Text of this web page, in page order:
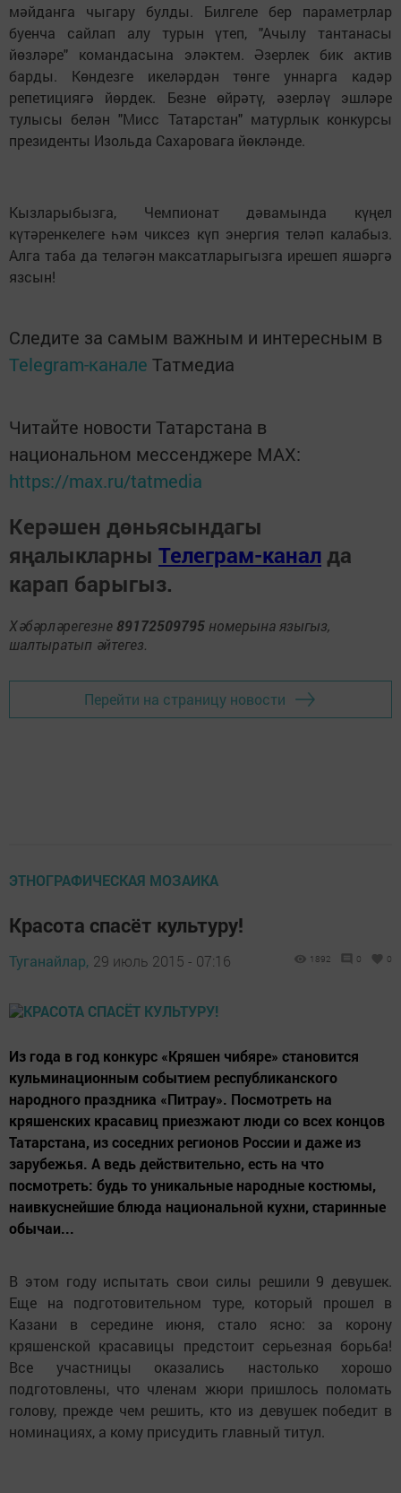
мәйданга чыгару булды. Билгеле бер параметрлар
буенча сайлап алу турын үтеп, "Ачылу тантанасы
йөзләре" командасына эләктем. Әзерлек бик актив
барды. Көндезге икеләрдән төнге уннарга кадәр
репетициягә йөрдек. Безне өйрәтү, әзерләү эшләре
тулысы белән "Мисс Татарстан" матурлык конкурсы
президенты Изольда Сахаровага йөкләнде.
Кызларыбызга, Чемпионат дәвамында күңел
күтәренкелеге һәм чиксез күп энергия теләп калабыз.
Алга таба да теләгән максатларыгызга ирешеп яшәргә
язсын!
Следите за самым важным и интересным в
Telegram-канале Татмедиа
Читайте новости Татарстана в
национальном мессенджере MАХ:
https://max.ru/tatmedia
Керәшен дөньясындагы
яңалыкларны Телеграм-канал да
карап барыгыз.
Хәбәрләрегезне 89172509795 номерына языгыз,
шалтыратып әйтегез.
Перейти на страницу новости
ЭТНОГРАФИЧЕСКАЯ МОЗАИКА
Красота спасёт культуру!
Туганайлар, 29 июль 2015 - 07:16 1892 0 0
Из года в год конкурс «Кряшен чибяре» становится
кульминационным событием республиканского
народного праздника «Питрау». Посмотреть на
кряшенских красавиц приезжают люди со всех концов
Татарстана, из соседних регионов России и даже из
зарубежья. А ведь действительно, есть на что
посмотреть: будь то уникальные народные костюмы,
наивкуснейшие блюда национальной кухни, старинные
обычаи...
В этом году испытать свои силы решили 9 девушек.
Еще на подготовительном туре, который прошел в
Казани в середине июня, стало ясно: за корону
кряшенской красавицы предстоит серьезная борьба!
Все участницы оказались настолько хорошо
подготовлены, что членам жюри пришлось поломать
голову, прежде чем решить, кто из девушек победит в
номинациях, а кому присудить главный титул.